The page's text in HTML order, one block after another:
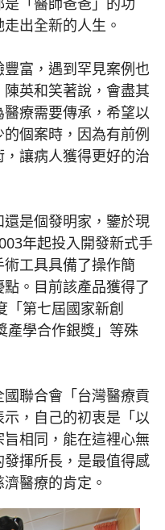
出全新的人生。
富，遇到罕見案例也
英和笑著說，會盡其
療需要傳承，希望以
個案時，因為有前例
讓病人獲得更好的治
是個發明家，鑒於現
年起投入開發新式手
工具具備了操作簡
。目前該產品獲得了
「第七屆國家新創
產學合作銀獎」等殊
聯合會「台灣醫療貢
，自己的初衷是「以
相同，能在這裡心無
揮所長，是最值得感
醫療的肯定。